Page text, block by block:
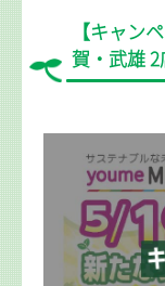
【キャン
賀・武雄 2